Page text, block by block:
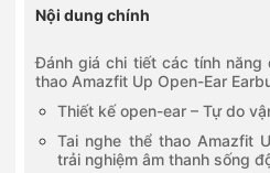
259 đường Lạc Long Quân,
0903202328
0915963222
382 Nguyễn Văn Cừ, Phường
0968323399
392 Cầu Giấy, Phường Cầu
0936396799
Nội dung chính
Đánh giá chi tiết các tính năng
thao Amazfit Up Open-Ear
Thiết kế open-ear – Tự do
Tai nghe thể thao Amazfit
trải nghiệm âm thanh sống